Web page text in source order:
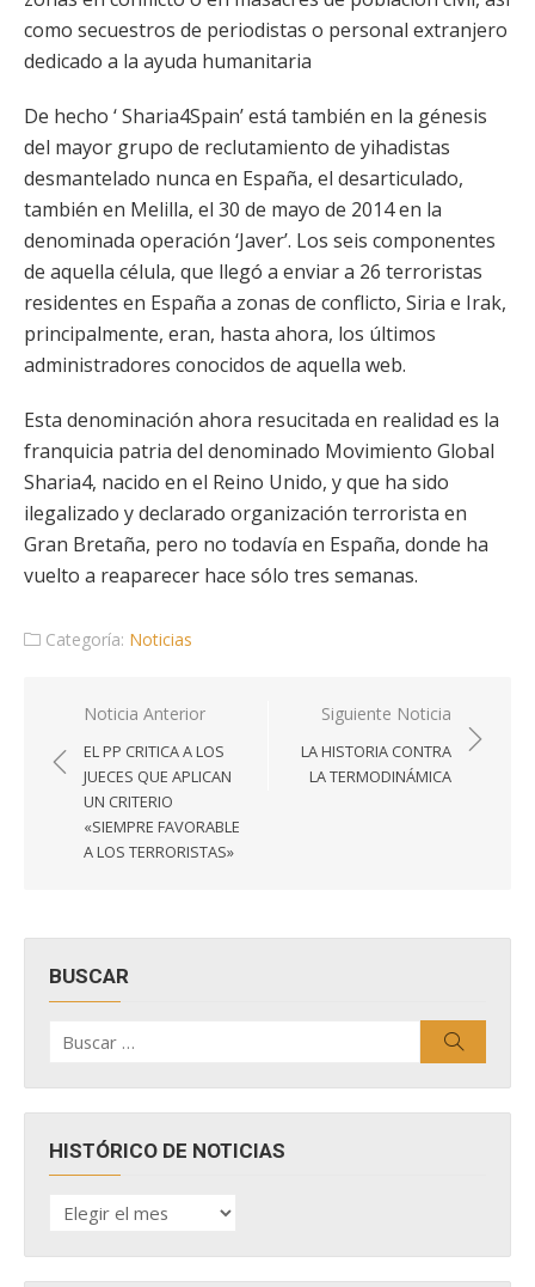
como secuestros de periodistas o personal extranjero
dedicado a la ayuda humanitaria
De hecho ‘ Sharia4Spain’ está también en la génesis
del mayor grupo de reclutamiento de yihadistas
desmantelado nunca en España, el desarticulado,
también en Melilla, el 30 de mayo de 2014 en la
denominada operación ‘Javer’. Los seis componentes
de aquella célula, que llegó a enviar a 26 terroristas
residentes en España a zonas de conflicto, Siria e Irak,
principalmente, eran, hasta ahora, los últimos
administradores conocidos de aquella web.
Esta denominación ahora resucitada en realidad es la
franquicia patria del denominado Movimiento Global
Sharia4, nacido en el Reino Unido, y que ha sido
ilegalizado y declarado organización terrorista en
Gran Bretaña, pero no todavía en España, donde ha
vuelto a reaparecer hace sólo tres semanas.
Categoría: Noticias
Navegación
de
entradas
Noticia Anterior
EL PP CRITICA A LOS
JUECES QUE APLICAN
UN CRITERIO
«SIEMPRE FAVORABLE
A LOS TERRORISTAS»
Siguiente Noticia
LA HISTORIA CONTRA
LA TERMODINÁMICA
BUSCAR
por:
HISTÓRICO DE NOTICIAS
HISTÓRICO
DE